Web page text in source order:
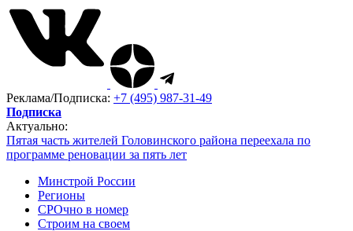
Реклама/Подписка: +7 (495) 987-31-49
Подписка
Актуально:
Пятая часть жителей Головинского района переехала по
программе реновации за пять лет
Минстрой России
Регионы
СРОчно в номер
Строим на своем